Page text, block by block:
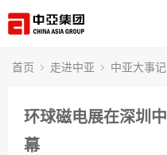
首页 走进中亚 中亚大事记
环球磁电展在深圳
幕